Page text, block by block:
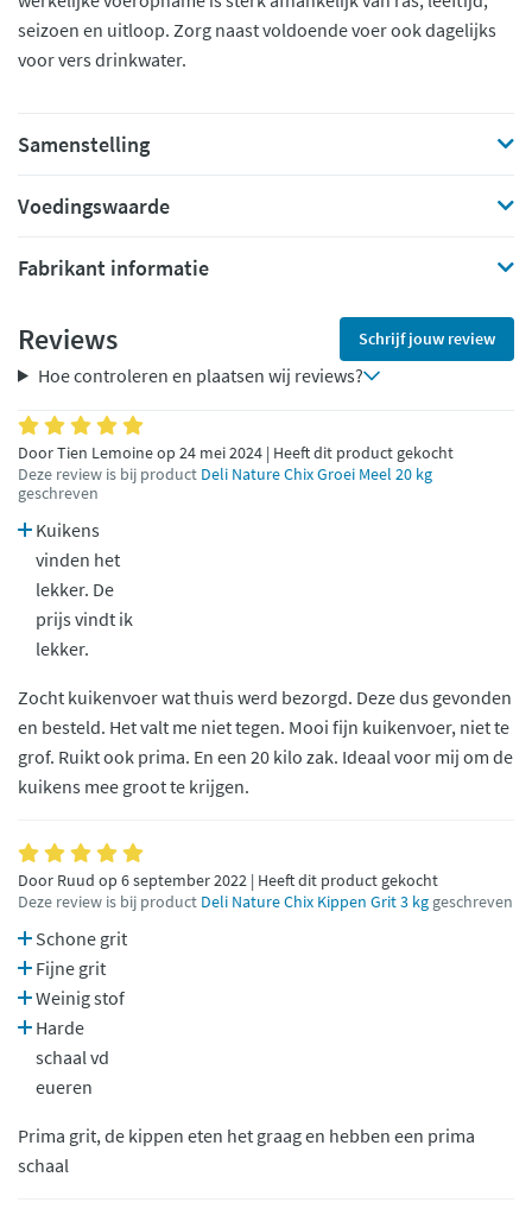
seizoen en uitloop. Zorg naast voldoende voer ook dagelijks
voor vers drinkwater.
Samenstelling
Voedingswaarde
Fabrikant informatie
Reviews Schrijf jouw review
Hoe controleren en plaatsen wij reviews?
Door Tien Lemoine op 24 mei 2024 | Heeft dit product gekocht
Deze review is bij product Deli Nature Chix Groei Meel 20 kg
geschreven
Kuikens
vinden het
lekker. De
prijs vindt ik
lekker.
Zocht kuikenvoer wat thuis werd bezorgd. Deze dus gevonden
en besteld. Het valt me niet tegen. Mooi fijn kuikenvoer, niet te
grof. Ruikt ook prima. En een 20 kilo zak. Ideaal voor mij om de
kuikens mee groot te krijgen.
Door Ruud op 6 september 2022 | Heeft dit product gekocht
Deze review is bij product Deli Nature Chix Kippen Grit 3 kg geschreven
Schone grit
Fijne grit
Weinig stof
Harde
schaal vd
eueren
Prima grit, de kippen eten het graag en hebben een prima
schaal